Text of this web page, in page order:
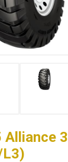
Alliance
L3)